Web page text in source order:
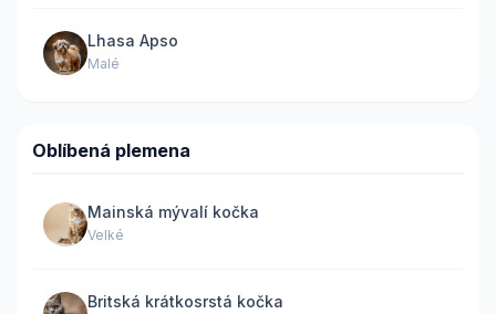
Lhasa Apso
Malé
Oblíbená plemena
Mainská mývalí kočka
Velké
Britská krátkosrstá kočka